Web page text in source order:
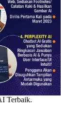
Terbaik.